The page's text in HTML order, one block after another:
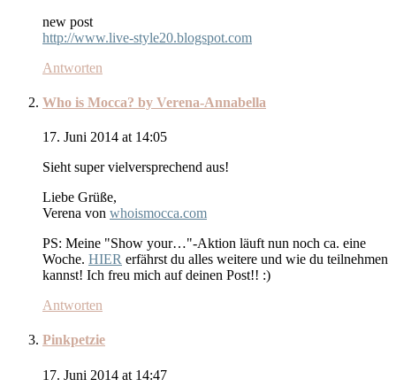
new post
http://www.live-style20.blogspot.com
Antworten
Who is Mocca? by Verena-Annabella
17. Juni 2014 at 14:05
Sieht super vielversprechend aus!
Liebe Grüße,
Verena von whoismocca.com
PS: Meine "Show your…"-Aktion läuft nun noch ca. eine
Woche. HIER erfährst du alles weitere und wie du teilnehmen
kannst! Ich freu mich auf deinen Post!! :)
Antworten
Pinkpetzie
17. Juni 2014 at 14:47